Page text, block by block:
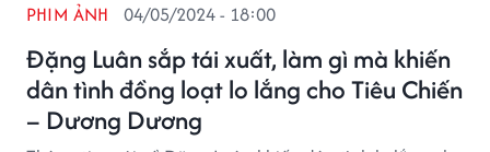
Đặng Luân sắp tái xuất, làm gì mà khiến
dân tình đồng loạt lo lắng cho Tiêu Chiến
– Dương Dương
PHIM ẢNH 04/05/2024 - 18:00